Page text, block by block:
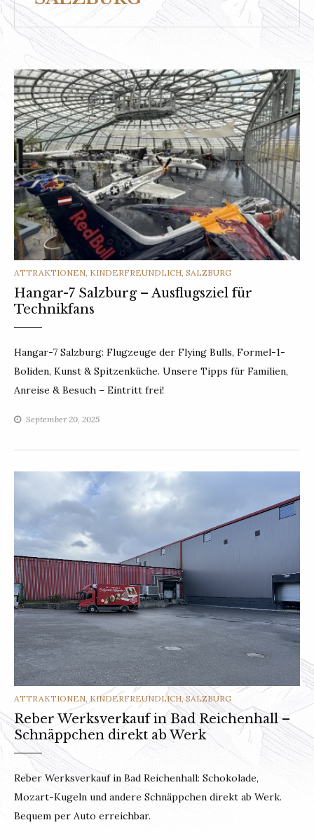
CATEGORIES
ATTRAKTIONEN, KINDERFREUNDLICH, SALZBURG
Hangar-7 Salzburg – Ausflugsziel für
Technikfans
Hangar-7 Salzburg: Flugzeuge der Flying Bulls, Formel-1-
Boliden, Kunst & Spitzenküche. Unsere Tipps für Familien,
Anreise & Besuch – Eintritt frei!
September 20, 2025
CATEGORIES
ATTRAKTIONEN, KINDERFREUNDLICH, SALZBURG
Reber Werksverkauf in Bad Reichenhall –
Schnäppchen direkt ab Werk
Reber Werksverkauf in Bad Reichenhall: Schokolade,
Mozart-Kugeln und andere Schnäppchen direkt ab Werk.
Bequem per Auto erreichbar.